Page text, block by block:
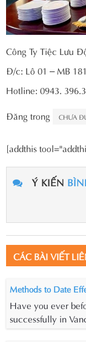
Công Ty Tiệc Lưu
Đ/c: Lô 01 – MB
Hotline: 0943.
Đăng trong
CHƯA
[addthis
Ý KIẾN
CÁC BÀI VIẾT
Methods to Date
Have you ever
successfully in